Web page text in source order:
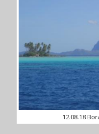
12.08.18